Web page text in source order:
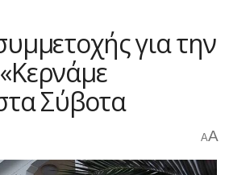
για την
Σύβοτα
AA